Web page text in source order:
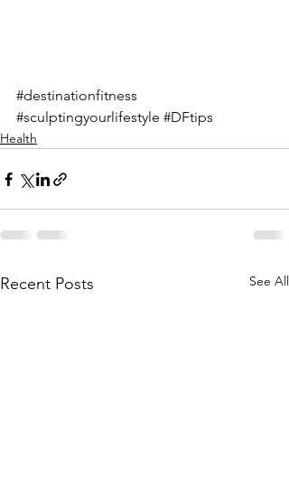
#destinationfitness
#sculptingyourlifestyle #DFtips
Health
Recent Posts See All